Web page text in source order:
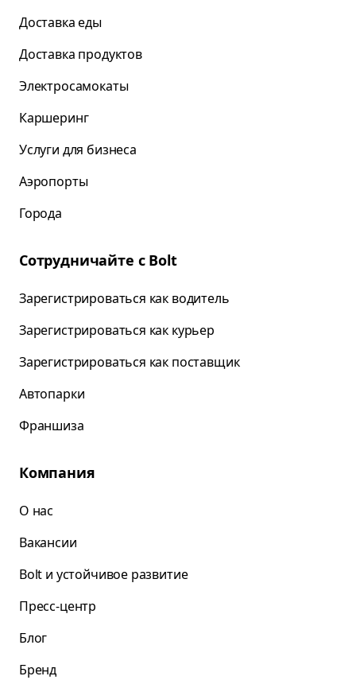
Доставка еды
Доставка продуктов
Электросамокаты
Каршеринг
Услуги для бизнеса
Аэропорты
Города
Сотрудничайте с Bolt
Зарегистрироваться как водитель
Зарегистрироваться как курьер
Зарегистрироваться как поставщик
Автопарки
Франшиза
Компания
О нас
Вакансии
Bolt и устойчивое развитие
Пресс-центр
Блог
Бренд